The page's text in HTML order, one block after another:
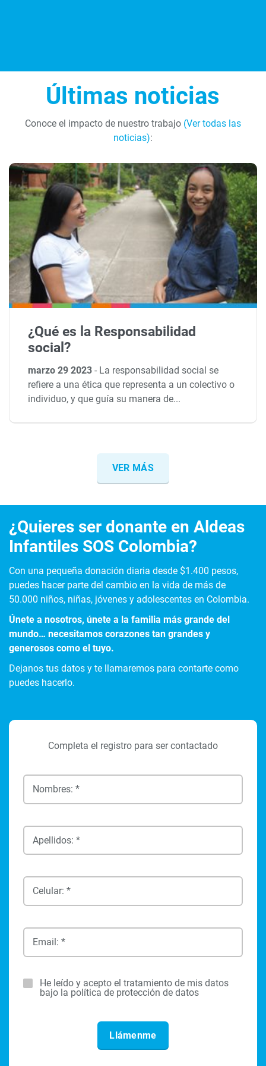
Últimas noticias
Conoce el impacto de nuestro trabajo(Ver todas las
noticias):
¿Qué es la Responsabilidad
social?
marzo 29 2023- La responsabilidad social se
refiere a una ética que representa a un colectivo o
individuo, y que guía su manera de...
VER MÁS
¿Quieres ser donante en Aldeas
Infantiles SOS Colombia?
Con una pequeña donación diaria desde $1.400 pesos,
puedes hacer parte del cambio en la vida de más de
50.000 niños, niñas, jóvenes y adolescentes en Colombia.
Únete a nosotros, únete a la familia más grande del
mundo… necesitamos corazones tan grandes y
generosos como el tuyo.
Dejanos tus datos y te llamaremos para contarte como
puedes hacerlo.
Completa el registro para ser contactado
Nombres: *
Apellidos: *
Celular: *
Email: *
He leído y acepto el tratamiento de mis datos
bajo la política de protección de datos